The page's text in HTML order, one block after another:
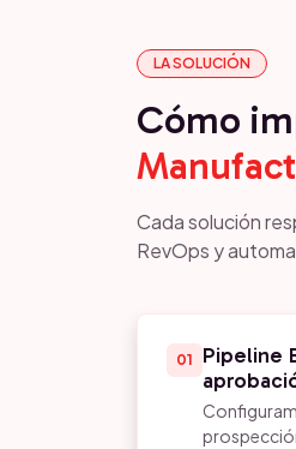
LA SOLUCIÓN
Cómo
Cada solución
RevOps y
01
Pipeline